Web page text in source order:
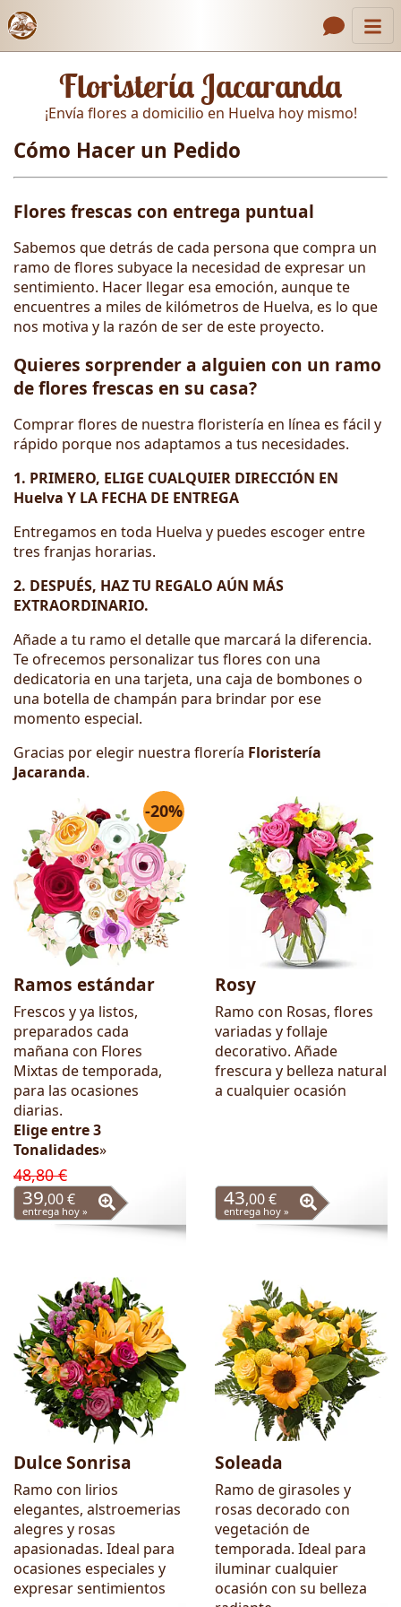
Enlaces de encabezado
Contacto
Galería
Floristería Jacaranda
¡Envía flores a domicilio en Huelva hoy mismo!
Cómo Hacer un Pedido
Flores frescas con entrega puntual
Sabemos que detrás de cada persona que compra un
ramo de flores subyace la necesidad de expresar un
sentimiento. Hacer llegar esa emoción, aunque te
encuentres a miles de kilómetros de Huelva, es lo que
nos motiva y la razón de ser de este proyecto.
Quieres sorprender a alguien con un ramo
de flores frescas en su casa?
Comprar flores de nuestra floristería en línea es fácil y
rápido porque nos adaptamos a tus necesidades.
1. PRIMERO, ELIGE CUALQUIER DIRECCIÓN EN
Huelva Y LA FECHA DE ENTREGA
Entregamos en toda Huelva y puedes escoger entre
tres franjas horarias.
2. DESPUÉS, HAZ TU REGALO AÚN MÁS
EXTRAORDINARIO.
Añade a tu ramo el detalle que marcará la diferencia.
Te ofrecemos personalizar tus flores con una
dedicatoria en una tarjeta, una caja de bombones o
una botella de champán para brindar por ese
momento especial.
Gracias por elegir nuestra florería Floristería
Jacaranda.
-20%
Ramos estándar
Frescos y ya listos,
preparados cada
mañana con Flores
Mixtas de temporada,
para las ocasiones
diarias.
Elige entre 3
Tonalidades»
48,80 €
39,00 €
entrega hoy »
Rosy
Ramo con Rosas, flores
variadas y follaje
decorativo. Añade
frescura y belleza natural
a cualquier ocasión
43,00 €
entrega hoy »
Dulce Sonrisa
Ramo con lirios
elegantes, alstroemerias
alegres y rosas
apasionadas. Ideal para
ocasiones especiales y
expresar sentimientos
Soleada
Ramo de girasoles y
rosas decorado con
vegetación de
temporada. Ideal para
iluminar cualquier
ocasión con su belleza